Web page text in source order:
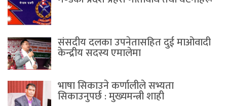
संसदीय दलका उपनेतासहित दुई माओवादी
केन्द्रीय सदस्य एमालेमा
भाषा सिकाउने कर्णालीले सभ्यता
सिकाउनुपर्छ : मुख्यमन्त्री शाही